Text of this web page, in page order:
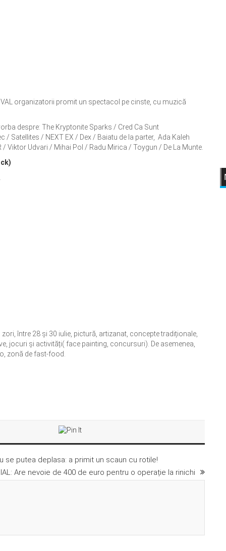
organizatorii promit un spectacol pe cinste, cu muzică
despre: The Kryptonite Sparks / Cred Ca Sunt
Satellites / NEXT EX / Dex / Baiatu de la parter, Ada Kaleh
Viktor Udvari / Mihai Pol / Radu Mirica / Toygun / De La Munte.
între 28 și 30 iulie, pictură, artizanat, concepte tradiționale,
jocuri și activități( face painting, concursuri). De asemenea,
zonă de fast-food.
se putea deplasa: a primit un scaun cu rotile!
Are nevoie de 400 de euro pentru o operație la rinichi